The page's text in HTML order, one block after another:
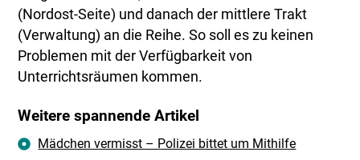
(Nordost-Seite) und danach der mittlere Trakt
(Verwaltung) an die Reihe. So soll es zu keinen
Problemen mit der Verfügbarkeit von
Unterrichtsräumen kommen.
Weitere spannende Artikel
Mädchen vermisst – Polizei bittet um Mithilfe